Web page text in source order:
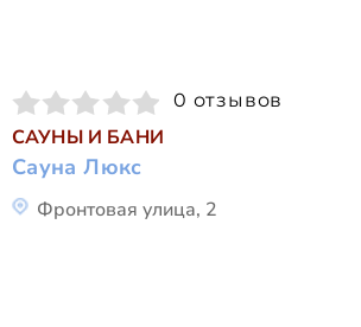
0 отзывов
САУНЫ И БАНИ
Сауна Люкс
Фронтовая улица, 2